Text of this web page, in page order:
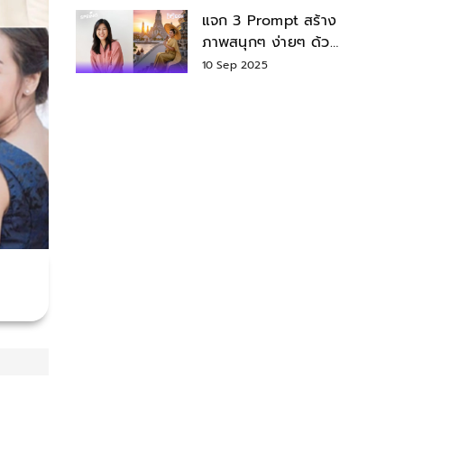
แจก 3 Prompt สร้าง
ภาพสนุกๆ ง่ายๆ ด้วย
Nano Banana ใน
10 Sep 2025